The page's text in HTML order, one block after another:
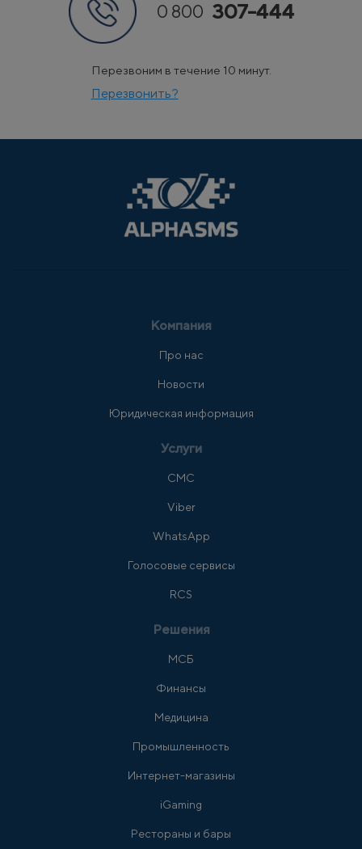
0 800 307-444
Перезвоним в течение 10 минут.
Перезвонить?
Компания
Про нас
Новости
Юридическая информация
Услуги
СМС
Viber
WhatsApp
Голосовые сервисы
RCS
Решения
МСБ
Финансы
Медицина
Промышленность
Интернет-магазины
iGaming
Рестораны и бары